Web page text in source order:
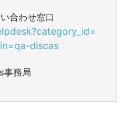
合わせ窓口
discas
事務局